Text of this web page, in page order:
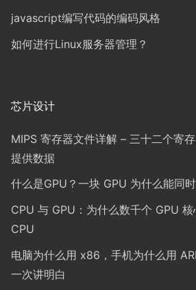
javascript编写代码的编码风格
如何进行Linux服务器管理？
芯片设计
MIPS 寄存器文件详解 – 三十二个寄
提供数据
什么是GPU？一块 GPU 为什么能同
CPU 与 GPU：为什么数千个 GPU
CPU
电脑为什么用 x86，手机为什么用
一次讲明白